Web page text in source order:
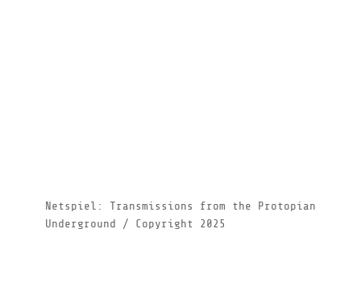
Netspiel: Transmissions from the Protopian
Underground / Copyright 2025